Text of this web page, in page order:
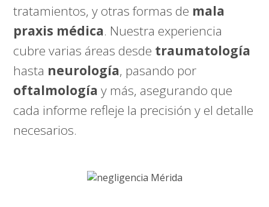
tratamientos, y otras formas de mala
praxis médica. Nuestra experiencia
cubre varias áreas desde traumatología
hasta neurología, pasando por
oftalmología y más, asegurando que
cada informe refleje la precisión y el detalle
necesarios.